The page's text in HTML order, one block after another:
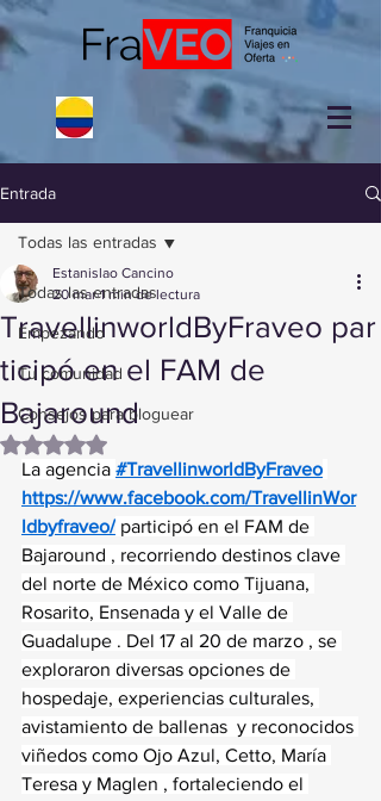
Entrada
Todas las entradas
Empezando
Tu comunidad
Consejos para bloguear
Todas las entradas
TravellinworldByFraveo par
ticipó en el FAM de
Bajaround
Estanislao Cancino
20 mar 1 min de lectura
Obtuvo NaN de 5 estrellas.
La agencia #TravellinworldByFraveo
https://www.facebook.com/TravellinWor
ldbyfraveo/ participó en el FAM de
Bajaround , recorriendo destinos clave
del norte de México como Tijuana,
Rosarito, Ensenada y el Valle de
Guadalupe . Del 17 al 20 de marzo , se
exploraron diversas opciones de
hospedaje, experiencias culturales,
avistamiento de ballenas  y reconocidos
viñedos como Ojo Azul, Cetto, María
Teresa y Maglen , fortaleciendo el